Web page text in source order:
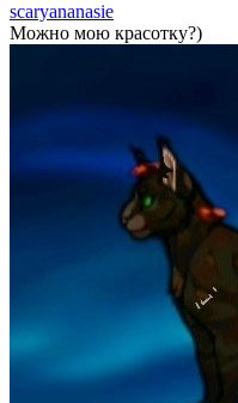
scaryananasie
Можно мою красотку?)